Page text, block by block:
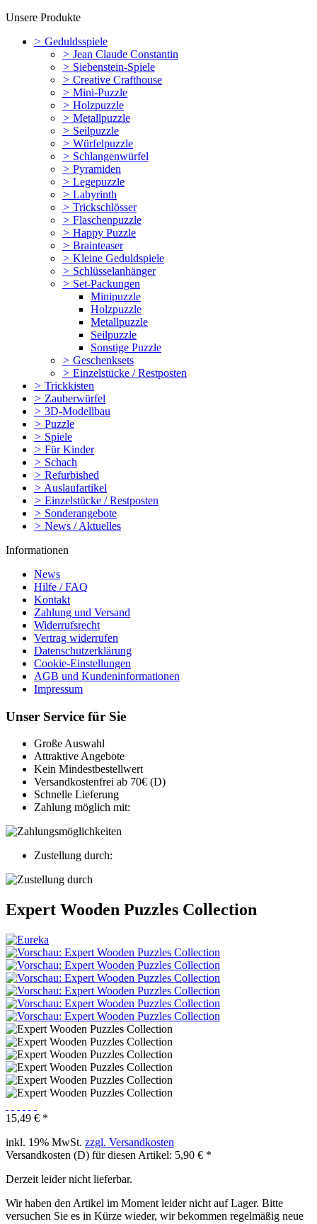
Unsere Produkte
> Geduldsspiele
> Jean Claude Constantin
> Siebenstein-Spiele
> Creative Crafthouse
> Mini-Puzzle
> Holzpuzzle
> Metallpuzzle
> Seilpuzzle
> Würfelpuzzle
> Schlangenwürfel
> Pyramiden
> Legepuzzle
> Labyrinth
> Trickschlösser
> Flaschenpuzzle
> Happy Puzzle
> Brainteaser
> Kleine Geduldspiele
> Schlüsselanhänger
> Set-Packungen
Minipuzzle
Holzpuzzle
Metallpuzzle
Seilpuzzle
Sonstige Puzzle
> Geschenksets
> Einzelstücke / Restposten
> Trickkisten
> Zauberwürfel
> 3D-Modellbau
> Puzzle
> Spiele
> Für Kinder
> Schach
> Refurbished
> Auslaufartikel
> Einzelstücke / Restposten
> Sonderangebote
> News / Aktuelles
Informationen
News
Hilfe / FAQ
Kontakt
Zahlung und Versand
Widerrufsrecht
Vertrag widerrufen
Datenschutzerklärung
Cookie-Einstellungen
AGB und Kundeninformationen
Impressum
Unser Service für Sie
Große Auswahl
Attraktive Angebote
Kein Mindestbestellwert
Versandkostenfrei ab 70€ (D)
Schnelle Lieferung
Zahlung möglich mit:
Zustellung durch:
Expert Wooden Puzzles Collection
15,49 € *
inkl. 19% MwSt. zzgl. Versandkosten
Versandkosten (D) für diesen Artikel: 5,90 € *
Derzeit leider nicht lieferbar.
Wir haben den Artikel im Moment leider nicht auf Lager. Bitte
versuchen Sie es in Kürze wieder, wir bekommen regelmäßig neue